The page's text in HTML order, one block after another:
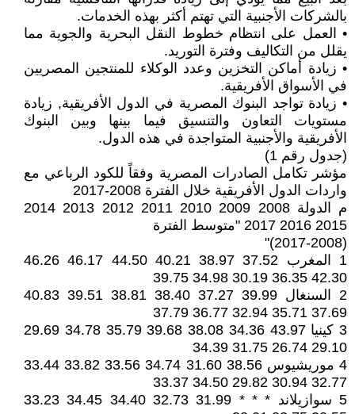
بالشركات الأجنبية التي تهتم أكثر بهذه الخدمات.
• العمل على انتظام خطوط النقل البحرية والجوية مما
يقلل من التكاليف وفترة التوريد.
• زيادة أماكن التخزين وعدد الوكلاء للمنتجين المصريين
في الأسواق الأفريقية.
• زيادة تواجد البنوك المصرية في الدول الأفريقية, زيادة
مستويات التعاون والتنسيق فيما بينها وبين البنوك
الأفريقية والأجنبية المتواجدة في هذه الدول.
(جدول رقم 1)
مؤشر تكامل الصادرات المصرية وفقاً للكود الرباعي مع
واردات الدول الأفريقية خلال الفترة 2008-2017
م الدولة 2008 2009 2010 2011 2012 2013 2014
2015 2016 2017 "متوسط الفترة
(2017-2008)"
1 المغرب 37.52 38.97 40.21 44.50 46.17 46.26
42.30 36.35 30.19 34.98 39.75
2 السنغال 39.99 37.27 38.40 38.81 39.51 40.83
37.69 35.71 32.94 36.77 37.79
3 كينيا 43.97 34.36 38.08 39.68 35.79 34.78 29.69
29.10 26.74 31.75 34.39
4 موريشيوس 38.56 31.60 34.74 33.56 33.82 33.44
32.77 30.94 29.82 34.50 33.37
5 سوازيلاند * * * 31.99 32.73 34.40 34.45 33.23